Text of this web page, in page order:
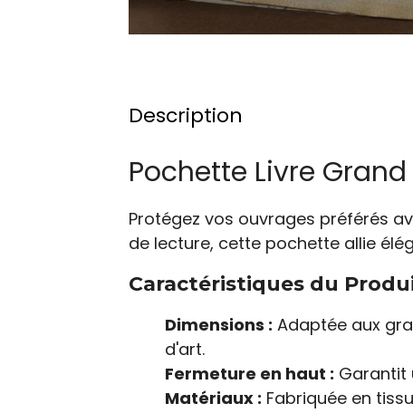
Description
Pochette Livre
Protégez vos ouvrages préférés
de lecture, cette pochette allie
Caractéristiques du
Dimensions : Adaptée aux
d'art.
Fermeture en haut : Garantit
Matériaux : Fabriquée en